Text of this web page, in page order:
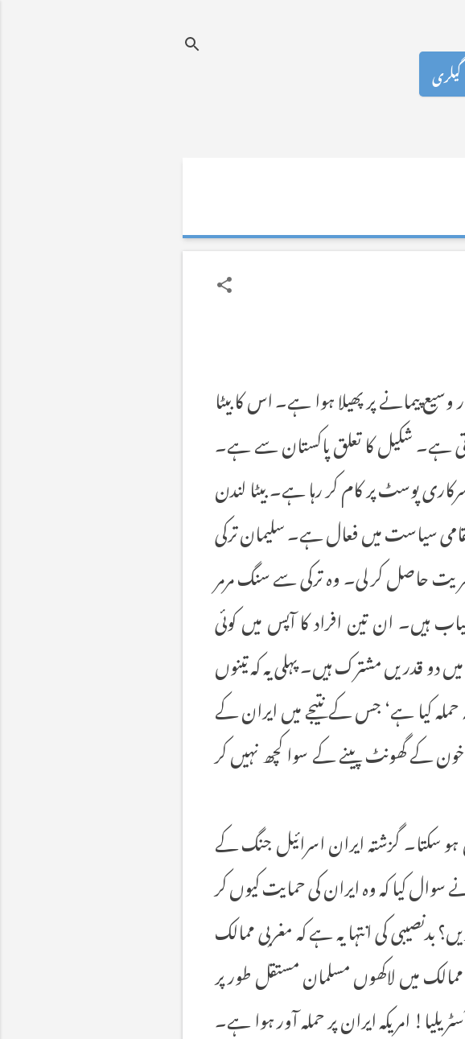
گیلری
پیمانے پر پھیلا ہوا ہے۔ اس کا بیٹا
ہے۔ شکیل کا تعلق پاکستان سے ہے۔
پوسٹ پر کام کر رہا ہے۔ بیٹا لندن
سیاست میں فعال ہے۔ سلیمان ترکی
حاصل کر لی۔ وہ ترکی سے سنگ مرمر
ہیں۔ ان تین افراد کا آپس میں کوئی
دو قدریں مشترک ہیں۔ پہلی یہ کہ تینوں
حملہ کیا ہے‘ جس کے نتیجے میں ایران کے
کے گھونٹ پینے کے سوا کچھ نہیں کر
ہو سکتا۔ گزشتہ ایران اسرائیل جنگ کے
کیا کہ وہ ایران کی حمایت کیوں کر
کی انتہا یہ ہے کہ مغربی ممالک
میں لاکھوں مسلمان مستقل طور پر
امریکہ ایران پر حملہ آور ہوا ہے۔